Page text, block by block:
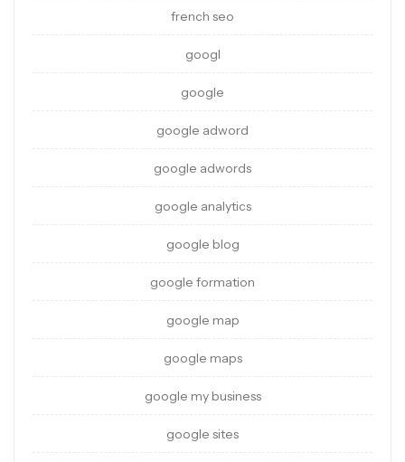
french seo
googl
google
google adword
google adwords
google analytics
google blog
google formation
google map
google maps
google my business
google sites